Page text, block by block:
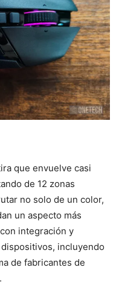
que envuelve casi
de 12 zonas
no solo de un color,
un aspecto más
integración y
incluyendo
de fabricantes de